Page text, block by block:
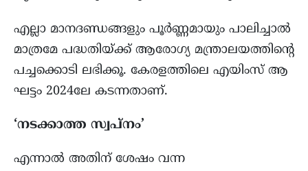
എല്ലാ മാനദണ്ഡങ്ങളും പൂർണ്ണമായും പാലിച്ചാൽ
മാത്രമേ പദ്ധതിയ്ക്ക് ആരോഗ്യ മന്ത്രാലയത്തിന്റെ
പച്ചക്കൊടി ലഭിക്കൂ. കേരളത്തിലെ എയിംസ് ആ
ഘട്ടം 2024ലേ കടന്നതാണ്.
‘നടക്കാത്ത സ്വപ്നം’
എന്നാൽ അതിന് ശേഷം വന്ന